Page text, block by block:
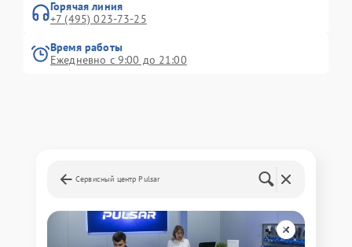
Горячая линия
+7 (495) 023-73-25
Время работы
Ежедневно с 9:00 до 21:00
Сервисный центр Pulsar